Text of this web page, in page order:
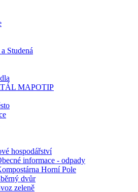
Studená
MAPOTIP
hospodářství
informace - odpady
Horní Pole
dvůr
zeleně